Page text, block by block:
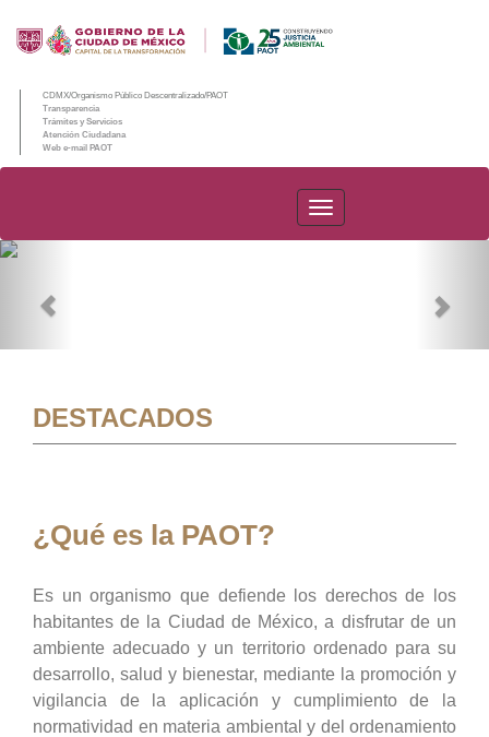
CDMX/Organismo Público Descentralizado/PAOT
Transparencia
Trámites y Servicios
Atención Ciudadana
Web e-mail PAOT
PAOT
DESTACADOS
¿Qué es la PAOT?
Es un organismo que defiende los derechos de los
habitantes de la Ciudad de México, a disfrutar de un
ambiente adecuado y un territorio ordenado para su
desarrollo, salud y bienestar, mediante la promoción y
vigilancia de la aplicación y cumplimiento de la
normatividad en materia ambiental y del ordenamiento